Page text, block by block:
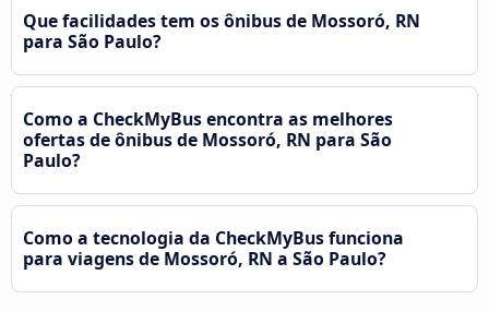
Que facilidades tem os ônibus de Mossoró, RN
para São Paulo?
Como a CheckMyBus encontra as melhores
ofertas de ônibus de Mossoró, RN para São
Paulo?
Como a tecnologia da CheckMyBus funciona
para viagens de Mossoró, RN a São Paulo?